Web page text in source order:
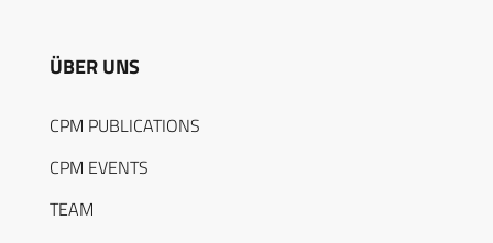
ÜBER UNS
CPM PUBLICATIONS
CPM EVENTS
TEAM